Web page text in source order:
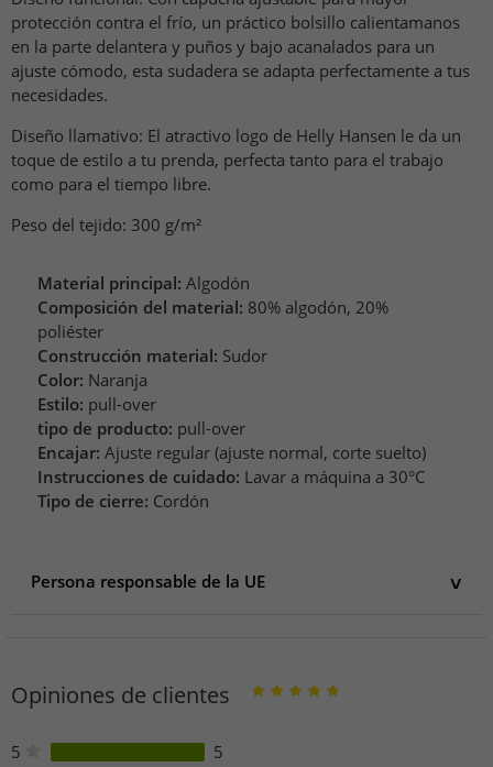
protección contra el frío, un práctico bolsillo calientamanos
en la parte delantera y puños y bajo acanalados para un
ajuste cómodo, esta sudadera se adapta perfectamente a tus
necesidades.
Diseño llamativo: El atractivo logo de Helly Hansen le da un
toque de estilo a tu prenda, perfecta tanto para el trabajo
como para el tiempo libre.
Peso del tejido: 300 g/m²
Material principal: Algodón
Composición del material: 80% algodón, 20%
poliéster
Construcción material: Sudor
Color: Naranja
Estilo: pull-over
tipo de producto: pull-over
Encajar: Ajuste regular (ajuste normal, corte suelto)
Instrucciones de cuidado: Lavar a máquina a 30°C
Tipo de cierre: Cordón
Persona responsable de la UE
6121 RE Born
compliance@hellyhansen.com
Opiniones de clientes
5
5